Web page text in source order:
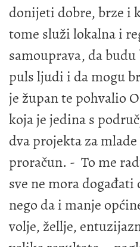
donijeti dobre, brze i
tome služi lokalna i
samouprava, da
puls ljudi i da mogu
je župan te pohvalio
koja je jedina s
dva projekta za
proračun. - To me
sve ne mora
nego da i manje
volje, žellje,